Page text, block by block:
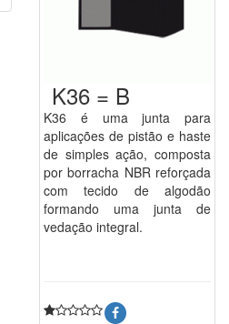
K36 = B
K36 é uma junta para
aplicações de pistão e haste
de simples ação, composta
por borracha NBR reforçada
com tecido de algodão
formando uma junta de
vedação integral.